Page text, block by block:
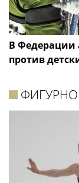
В Федерации
против